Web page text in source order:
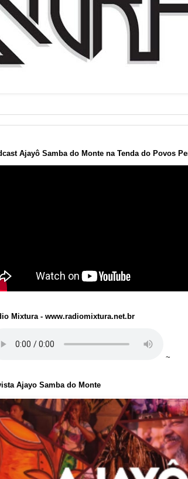
Ajayô Samba do Monte na Tenda do Povos
Mixtura - www.radiomixtura.net.br
~
Ajayo Samba do Monte